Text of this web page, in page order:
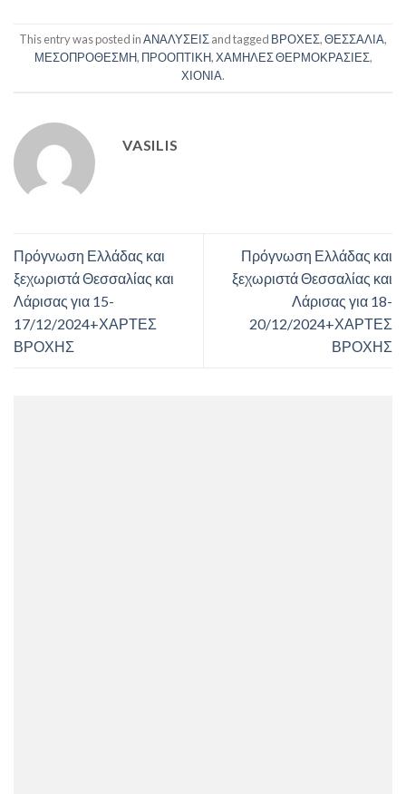
This entry was posted inΑΝΑΛΥΣΕΙΣand tagged ΒΡΟΧΕΣ,ΘΕΣΣΑΛΙΑ,
ΜΕΣΟΠΡΟΘΕΣΜΗ, ΠΡΟΟΠΤΙΚΗ,ΧΑΜΗΛΕΣ ΘΕΡΜΟΚΡΑΣΙΕΣ,
ΧΙΟΝΙΑ.
VASILIS
Πρόγνωση Ελλάδας και
ξεχωριστά Θεσσαλίας και
Λάρισας για 15-
17/12/2024+ΧΑΡΤΕΣ
ΒΡΟΧΗΣ
Πρόγνωση Ελλάδας και
ξεχωριστά Θεσσαλίας και
Λάρισας για 18-
20/12/2024+ΧΑΡΤΕΣ
ΒΡΟΧΗΣ